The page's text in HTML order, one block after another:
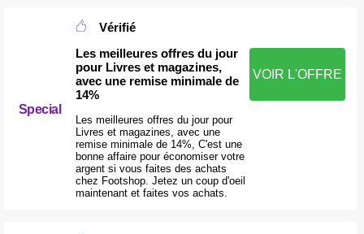
Special
Vérifié
Les meilleures offres du jour
pour Livres et magazines,
avec une remise minimale de
14%
Les meilleures offres du jour pour
Livres et magazines, avec une
remise minimale de 14%, C'est une
bonne affaire pour économiser votre
argent si vous faites des achats
chez Footshop. Jetez un coup d'oeil
maintenant et faites vos achats.
VOIR L'OFFRE